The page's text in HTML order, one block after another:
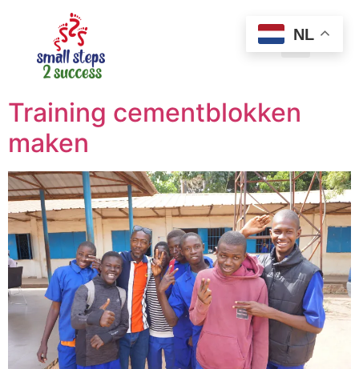
Training cementblokken
maken
NL